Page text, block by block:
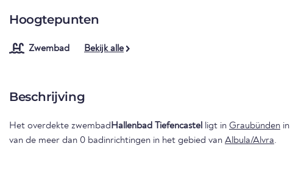
Hoogtepunten
Zwembad Bekijk alle
Beschrijving
Het overdekte zwembad Hallenbad Tiefencastel ligt in Graubünden in
van de meer dan 0 badinrichtingen in het gebied van Albula/Alvra.